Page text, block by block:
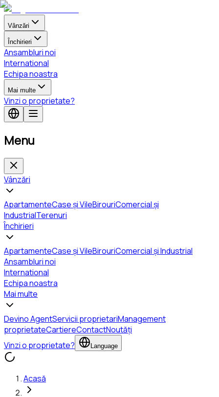
Vânzări
Închirieri
Ansambluri noi
International
Echipa noastra
Mai multe
Vinzi o proprietate?
Menu
Vânzări
ApartamenteCase și VileBirouriComercial și
IndustrialTerenuri
Închirieri
ApartamenteCase și VileBirouriComercial și Industrial
Ansambluri noi
International
Echipa noastra
Mai multe
Devino AgentServicii proprietariManagement
proprietateCartiereContactNoutăți
Vinzi o proprietate?
Language
Acasă